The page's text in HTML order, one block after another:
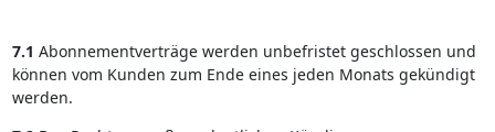
7.1 Abonnementverträge werden unbefristet geschlossen und
können vom Kunden zum Ende eines jeden Monats gekündigt
werden.